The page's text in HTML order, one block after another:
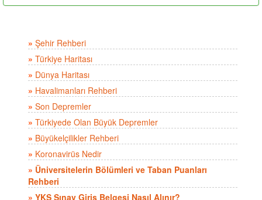
» Şehir Rehberi
» Türkiye Haritası
» Dünya Haritası
» Havalimanları Rehberi
» Son Depremler
» Türkiyede Olan Büyük Depremler
» Büyükelçilikler Rehberi
» Koronavirüs Nedir
» Üniversitelerin Bölümleri ve Taban Puanları
Rehberi
» YKS Sınav Giriş Belgesi Nasıl Alınır?